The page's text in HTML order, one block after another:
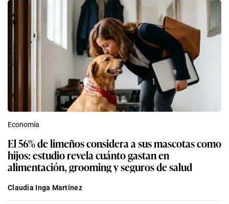
Economía
El 56% de limeños considera a sus mascotas como
hijos: estudio revela cuánto gastan en
alimentación, grooming y seguros de salud
Claudia Inga Martínez